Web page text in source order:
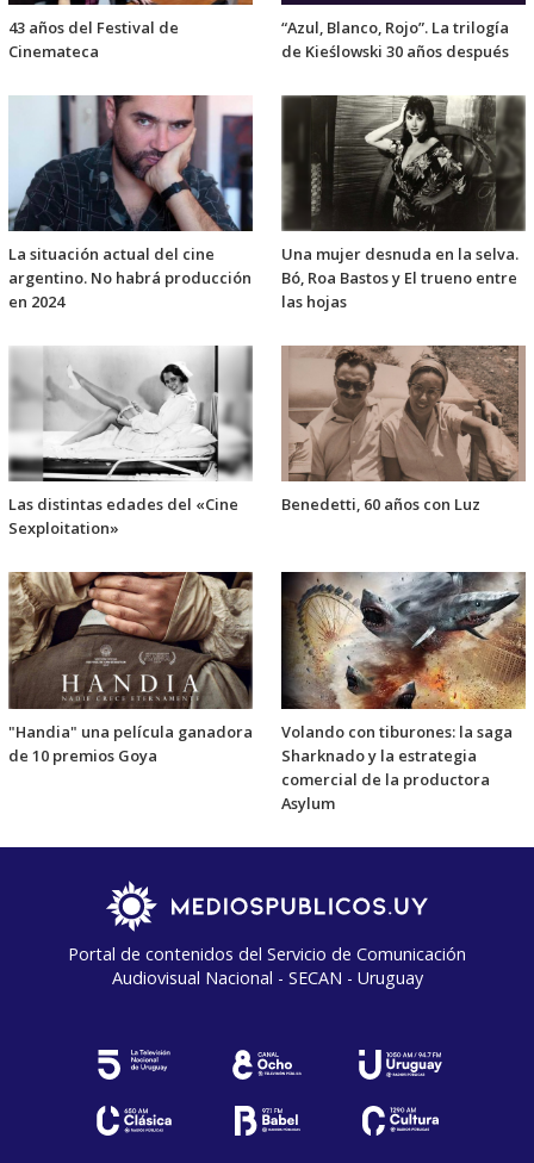
43 años del Festival de
Cinemateca
“Azul, Blanco, Rojo”. La trilogía
de Kieślowski 30 años después
La situación actual del cine
argentino. No habrá producción
en 2024
Una mujer desnuda en la selva.
Bó, Roa Bastos y El trueno entre
las hojas
Las distintas edades del «Cine
Sexploitation»
Benedetti, 60 años con Luz
"Handia" una película ganadora
de 10 premios Goya
Volando con tiburones: la saga
Sharknado y la estrategia
comercial de la productora
Asylum
Portal de contenidos del Servicio de Comunicación
Audiovisual Nacional - SECAN - Uruguay